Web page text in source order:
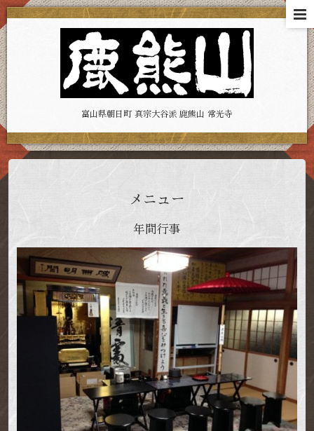
富山県朝日町 真宗大谷派 鹿熊山 常光寺
メニュー
年間行事